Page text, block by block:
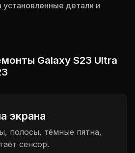
установленные детали и
Galaxy S23 Ultra
экрана
полосы, тёмные пятна,
сенсор.